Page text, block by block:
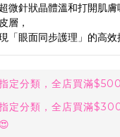
微針狀晶體溫和打開肌
層，
「眼面同步護理」的高效
定分類，全店買滿
定分類，全店買滿
😍